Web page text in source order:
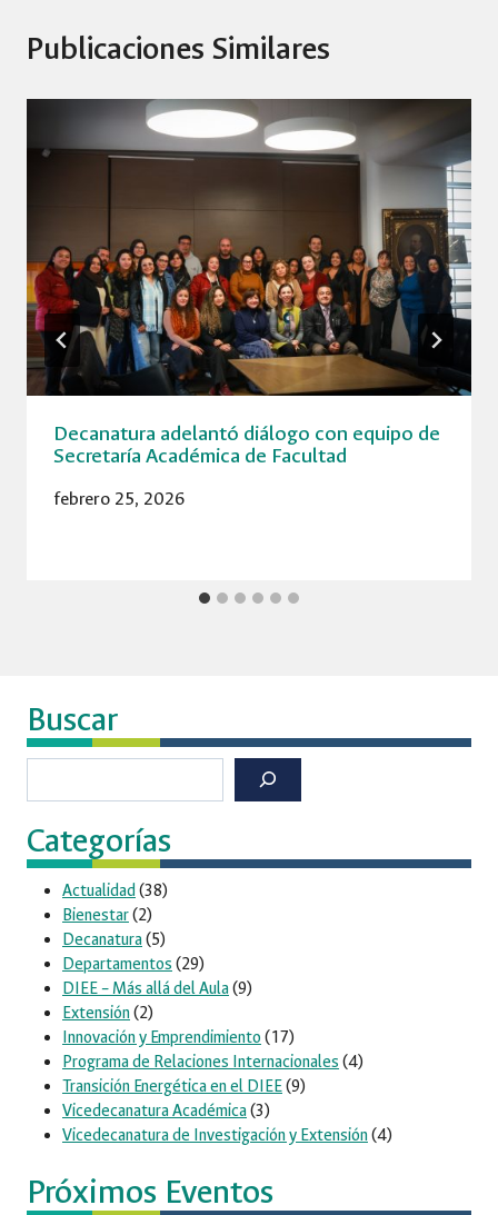
Publicaciones Similares
Decanatura adelantó diálogo con equipo de
Secretaría Académica de Facultad
febrero 25, 2026
Buscar
Categorías
Actualidad (38)
Bienestar(2)
Decanatura(5)
Departamentos (29)
DIEE – Más allá del Aula(9)
Extensión(2)
Innovación y Emprendimiento (17)
Programa de Relaciones Internacionales (4)
Transición Energética en el DIEE(9)
Vicedecanatura Académica(3)
Vicedecanatura de Investigación y Extensión(4)
Próximos Eventos